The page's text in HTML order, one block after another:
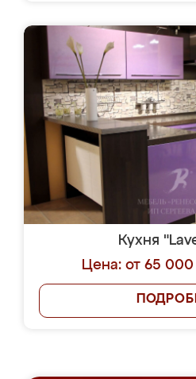
Кухня
Цена: от 65 000